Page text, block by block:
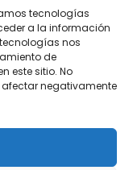
tecnologías
a la información
nos
de
este sitio. No
afectar negativamente